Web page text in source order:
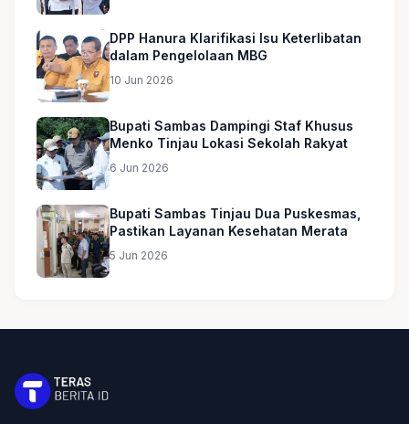
DPP Hanura Klarifikasi Isu Keterlibatan
dalam Pengelolaan MBG
10 Jun 2026
Bupati Sambas Dampingi Staf Khusus
Menko Tinjau Lokasi Sekolah Rakyat
6 Jun 2026
Bupati Sambas Tinjau Dua Puskesmas,
Pastikan Layanan Kesehatan Merata
5 Jun 2026